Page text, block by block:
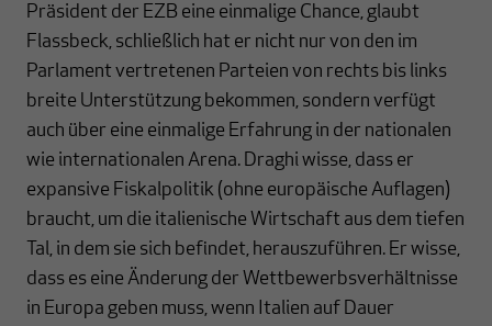
Präsident der EZB eine einmalige Chance, glaubt
Flassbeck, schließlich hat er nicht nur von den im
Parlament vertretenen Parteien von rechts bis links
breite Unterstützung bekommen, sondern verfügt
auch über eine einmalige Erfahrung in der nationalen
wie internationalen Arena. Draghi wisse, dass er
expansive Fiskalpolitik (ohne europäische Auflagen)
braucht, um die italienische Wirtschaft aus dem tiefen
Tal, in dem sie sich befindet, herauszuführen. Er wisse,
dass es eine Änderung der Wettbewerbsverhältnisse
in Europa geben muss, wenn Italien auf Dauer